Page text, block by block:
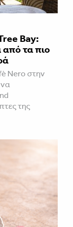
Bay:
τα πιο
Nero στην
της